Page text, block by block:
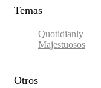
Temas
Quotidianly
Majestuosos
Otros